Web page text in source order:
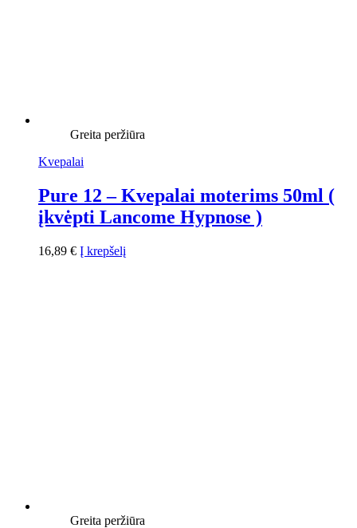
Greita peržiūra
Kvepalai
Pure 12 – Kvepalai moterims 50ml (
įkvėpti Lancome Hypnose )
16,89 € Į krepšelį
Greita peržiūra